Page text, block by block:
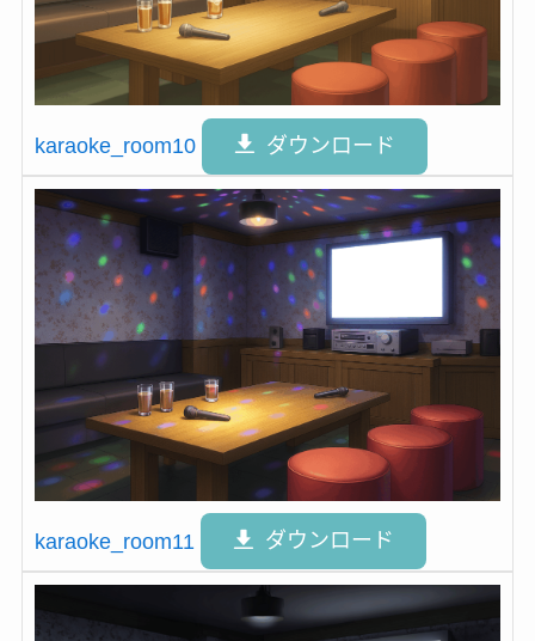
karaoke_room10 ダウンロード
karaoke_room11 ダウンロード